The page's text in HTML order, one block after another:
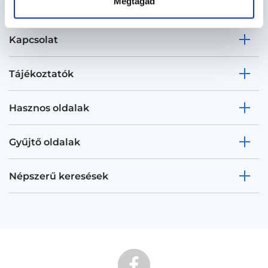
Kapcsolat
Tájékoztatók
Hasznos oldalak
Gyűjtő oldalak
Népszerű keresések